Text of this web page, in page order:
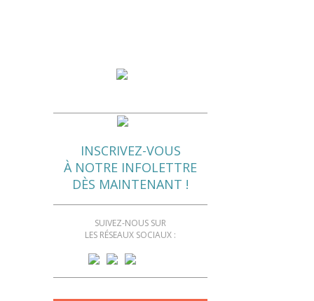
INSCRIVEZ-VOUS
À NOTRE INFOLETTRE
DÈS MAINTENANT !
SUIVEZ-NOUS SUR
LES RÉSEAUX SOCIAUX :